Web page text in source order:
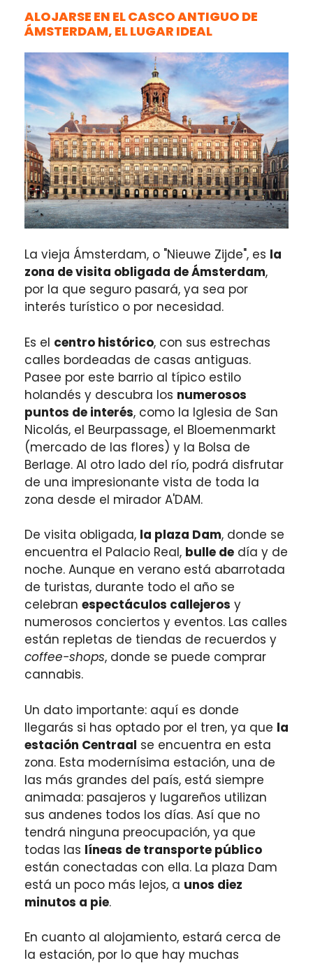
ALOJARSE EN EL CASCO ANTIGUO DE
ÁMSTERDAM, EL LUGAR IDEAL
La vieja Ámsterdam, o "Nieuwe Zijde", es la
zona de visita obligada de Ámsterdam,
por la que seguro pasará, ya sea por
interés turístico o por necesidad.
Es el centro histórico, con sus estrechas
calles bordeadas de casas antiguas.
Pasee por este barrio al típico estilo
holandés y descubra los numerosos
puntos de interés, como la Iglesia de San
Nicolás, el Beurpassage, el Bloemenmarkt
(mercado de las flores) y la Bolsa de
Berlage. Al otro lado del río, podrá disfrutar
de una impresionante vista de toda la
zona desde el mirador A'DAM.
De visita obligada, la plaza Dam, donde se
encuentra el Palacio Real, bulle de día y de
noche. Aunque en verano está abarrotada
de turistas, durante todo el año se
celebran espectáculos callejeros y
numerosos conciertos y eventos. Las calles
están repletas de tiendas de recuerdos y
coffee-shops, donde se puede comprar
cannabis.
Un dato importante: aquí es donde
llegarás si has optado por el tren, ya que la
estación Centraal se encuentra en esta
zona. Esta modernísima estación, una de
las más grandes del país, está siempre
animada: pasajeros y lugareños utilizan
sus andenes todos los días. Así que no
tendrá ninguna preocupación, ya que
todas las líneas de transporte público
están conectadas con ella. La plaza Dam
está un poco más lejos, a unos diez
minutos a pie.
En cuanto al alojamiento, estará cerca de
la estación, por lo que hay muchas